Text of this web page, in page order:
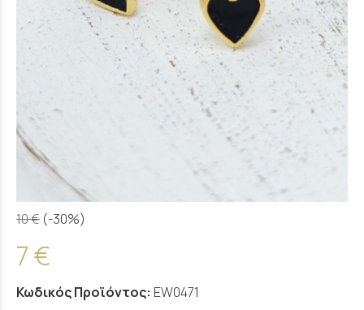
10 € (-30%)
7 €
Κωδικός Προϊόντος: EW0471